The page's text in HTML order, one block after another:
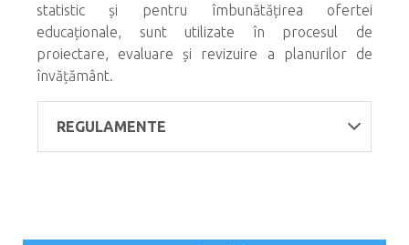
statistic și pentru îmbunătățirea ofertei
educaționale, sunt utilizate în procesul de
proiectare, evaluare și revizuire a planurilor de
învățământ.
REGULAMENTE